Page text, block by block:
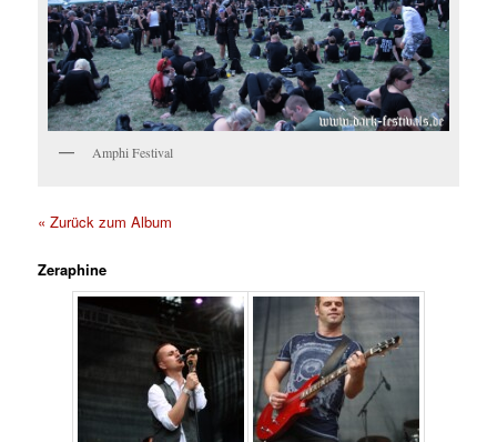
Amphi Festival
« Zurück zum Album
Zeraphine